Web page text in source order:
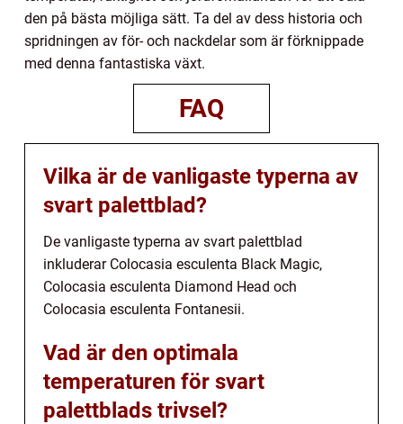
den på bästa möjliga sätt. Ta del av dess historia och
spridningen av för- och nackdelar som är förknippade
med denna fantastiska växt.
FAQ
Vilka är de vanligaste typerna av
svart palettblad?
De vanligaste typerna av svart palettblad
inkluderar Colocasia esculenta Black Magic,
Colocasia esculenta Diamond Head och
Colocasia esculenta Fontanesii.
Vad är den optimala
temperaturen för svart
palettblads trivsel?